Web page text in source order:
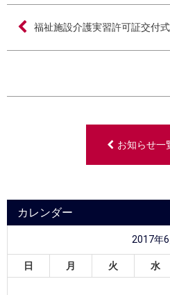
Post
navigation
福祉施設介護実習許可証交付式
お知らせ一
カレンダー
2017年6
日 月 火 水